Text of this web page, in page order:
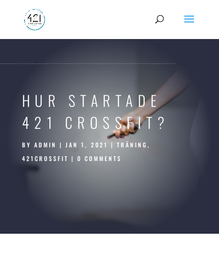
HUR STARTADE
421 CROSSFIT?
BY ADMIN | JAN 1, 2021 | TRÄNING ,
421CROSSFIT | 0 COMMENTS